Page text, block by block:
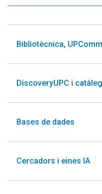
Bibliotècnica,
DiscoveryUPC i
Bases de dades
Cercadors i eines IA